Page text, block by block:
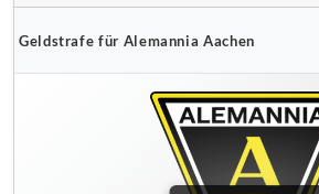
Geldstrafe für Alemannia Aachen